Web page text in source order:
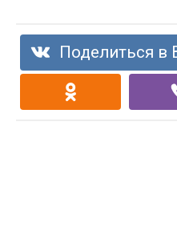
Поделиться в